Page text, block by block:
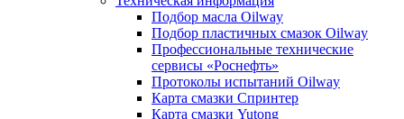
Подбор масла Oilway
Подбор пластичных смазок Oilway
Профессиональные технические
сервисы «Роснефть»
Протоколы испытаний Oilway
Карта смазки Спринтер
Карта смазки Yutong